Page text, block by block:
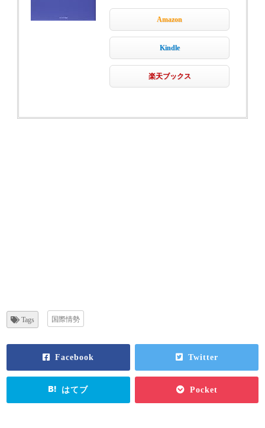
Amazon
Kindle
楽天ブックス
Tags 国際情勢
Facebook Twitter
はてブ Pocket